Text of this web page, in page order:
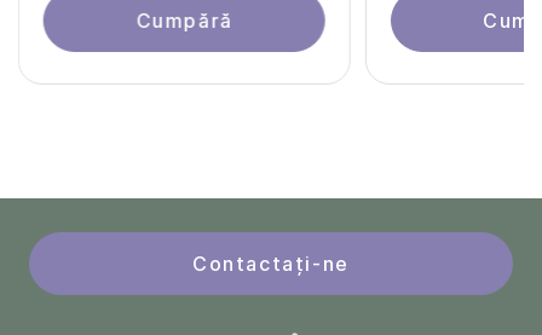
Cumpără
Contactați-ne